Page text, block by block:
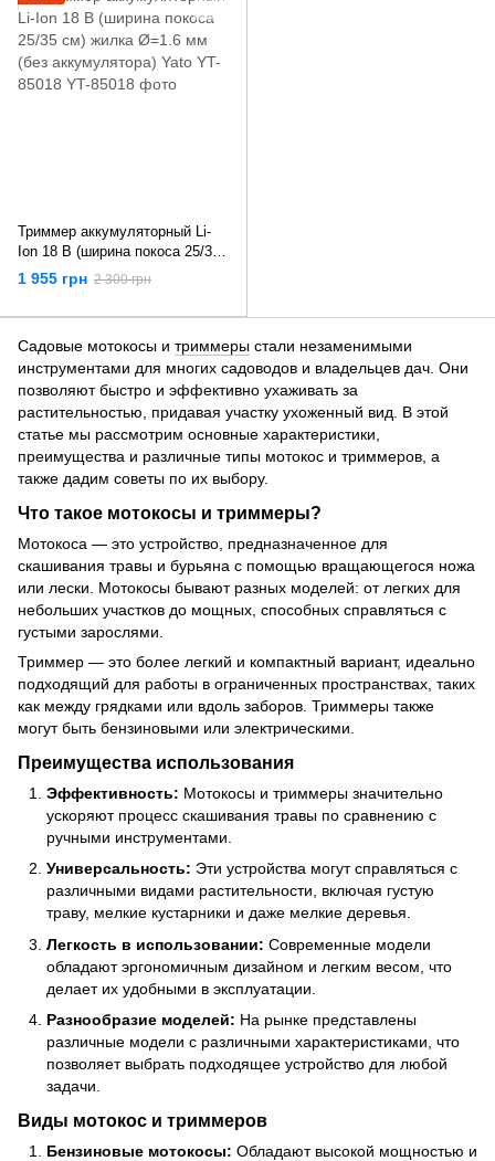
Триммер аккумуляторный Li-
Ion 18 В (ширина покоса 25/35
см) жилка Ø=1.6 мм (без
аккумулятора) Yato YT-85018
1 955 грн 2 300 грн
Садовые мотокосы и триммеры стали незаменимыми
инструментами для многих садоводов и владельцев дач. Они
позволяют быстро и эффективно ухаживать за
растительностью, придавая участку ухоженный вид. В этой
статье мы рассмотрим основные характеристики,
преимущества и различные типы мотокос и триммеров, а
также дадим советы по их выбору.
Что такое мотокосы и триммеры?
Мотокоса — это устройство, предназначенное для
скашивания травы и бурьяна с помощью вращающегося ножа
или лески. Мотокосы бывают разных моделей: от легких для
небольших участков до мощных, способных справляться с
густыми зарослями.
Триммер — это более легкий и компактный вариант, идеально
подходящий для работы в ограниченных пространствах, таких
как между грядками или вдоль заборов. Триммеры также
могут быть бензиновыми или электрическими.
Преимущества использования
Эффективность: Мотокосы и триммеры значительно
ускоряют процесс скашивания травы по сравнению с
ручными инструментами.
Универсальность: Эти устройства могут справляться с
различными видами растительности, включая густую
траву, мелкие кустарники и даже мелкие деревья.
Легкость в использовании: Современные модели
обладают эргономичным дизайном и легким весом, что
делает их удобными в эксплуатации.
Разнообразие моделей: На рынке представлены
различные модели с различными характеристиками, что
позволяет выбрать подходящее устройство для любой
задачи.
Виды мотокос и триммеров
Бензиновые мотокосы: Обладают высокой мощностью и